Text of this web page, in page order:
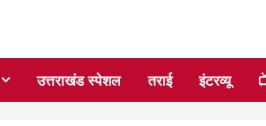
उत्तराखंड स्पेशल तराई इंटरव्यू